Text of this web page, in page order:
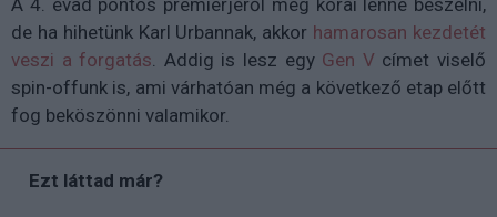
A 4. évad pontos premierjéről még korai lenne beszélni,
de ha hihetünk Karl Urbannak, akkor hamarosan kezdetét
veszi a forgatás. Addig is lesz egy Gen V címet viselő
spin-offunk is, ami várhatóan még a következő etap előtt
fog beköszönni valamikor.
Ezt láttad már?